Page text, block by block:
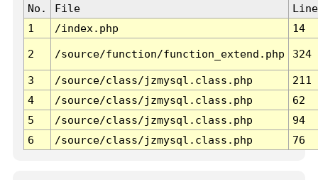
No. File
Line
1
/index.php 14
2 /source/function/function_extend.php 324
3 /source/class/jzmysql.class.php
211
4
/source/class/jzmysql.class.php
62
5
/source/class/jzmysql.class.php
94
6
/source/class/jzmysql.class.php 76